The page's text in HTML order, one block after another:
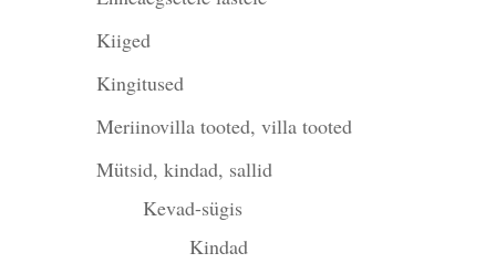
Kiiged
Kingitused
Meriinovilla tooted, villa tooted
Mütsid, kindad, sallid
Kevad-sügis
Kindad